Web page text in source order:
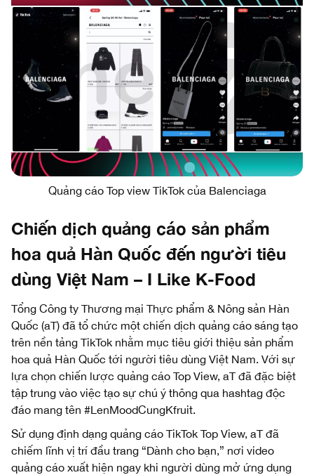
Quảng cáo Top view TikTok của Balenciaga
Chiến dịch quảng cáo sản phẩm
hoa quả Hàn Quốc đến người tiêu
dùng Việt Nam – I Like K-Food
Tổng Công ty Thương mại Thực phẩm & Nông sản Hàn
Quốc (aT) đã tổ chức một chiến dịch quảng cáo sáng tạo
trên nền tảng TikTok nhằm mục tiêu giới thiệu sản phẩm
hoa quả Hàn Quốc tới người tiêu dùng Việt Nam. Với sự
lựa chọn chiến lược quảng cáo Top View, aT đã đặc biệt
tập trung vào việc tạo sự chú ý thông qua hashtag độc
đáo mang tên #LenMoodCungKfruit.
Sử dụng định dạng quảng cáo TikTok Top View, aT đã
chiếm lĩnh vị trí đầu trang “Dành cho bạn,” nơi video
quảng cáo xuất hiện ngay khi người dùng mở ứng dụng